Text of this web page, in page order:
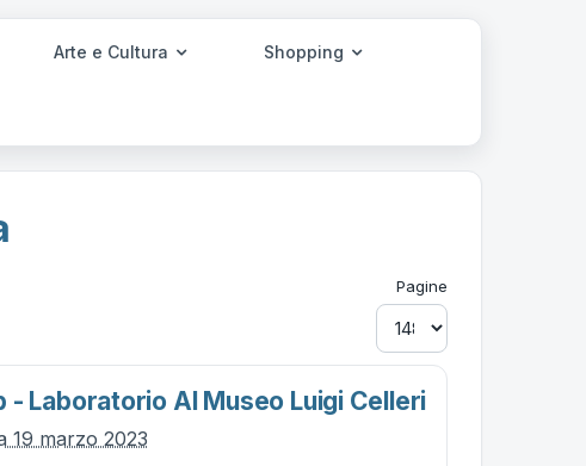
Arte e Cultura Shopping
Pagine
- Laboratorio Al Museo Luigi Celleri
19 marzo 2023